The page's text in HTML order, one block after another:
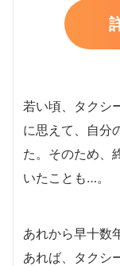
若い頃、タクシ
に思えて、自分
た。そのため、
いたことも…。
あれから早十数
あれば、タクシ